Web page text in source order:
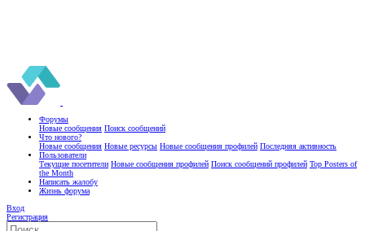
Форумы
Новые сообщения Поиск сообщений
Что нового?
Новые сообщения Новые ресурсы Новые сообщения профилей Последняя активность
Пользователи
Текущие посетители Новые сообщения профилей Поиск сообщений профилей Top Posters of
the Month
Написать жалобу
Жизнь форума
Вход
Регистрация